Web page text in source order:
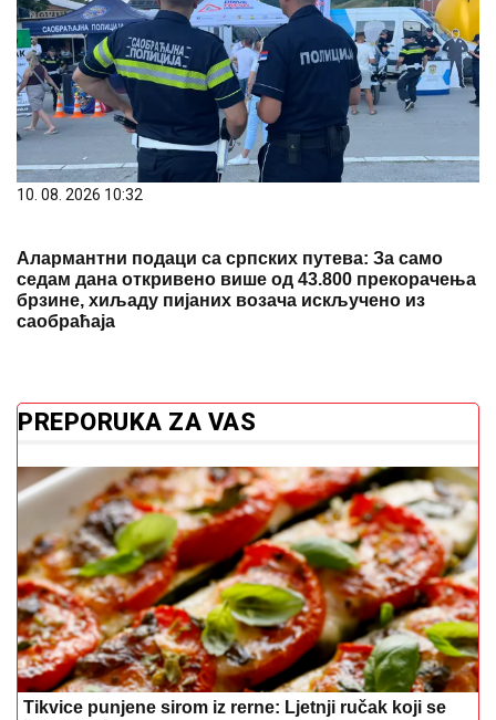
10. 08. 2026 10:32
Алармантни подаци са српских путева: За само
седам дана откривено више од 43.800 прекорачења
брзине, хиљаду пијаних возача искључено из
саобраћаја
PREPORUKA ZA VAS
Tikvice punjene sirom iz rerne: Ljetnji ručak koji se